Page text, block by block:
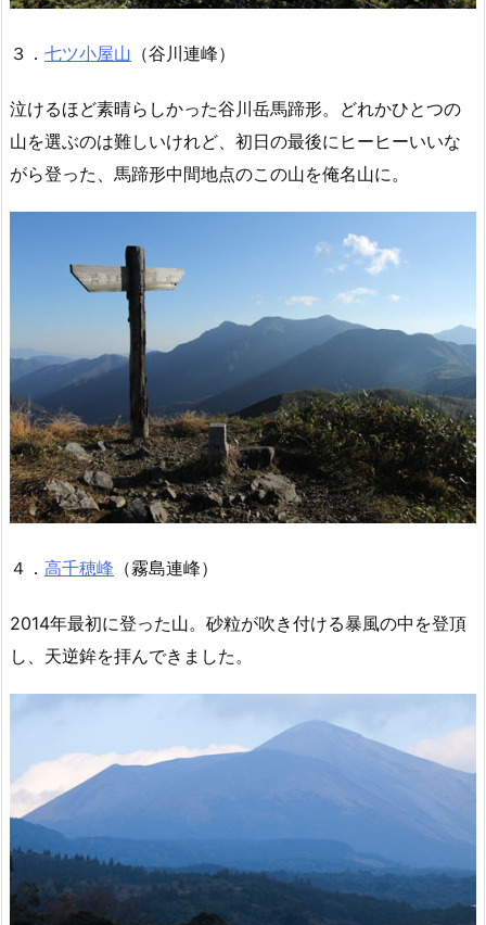
３． 七ツ小屋山 （谷川連峰）
泣けるほど素晴らしかった谷川岳馬蹄形。どれかひとつの
山を選ぶのは難しいけれど、初日の最後にヒーヒーいいな
がら登った、馬蹄形中間地点のこの山を俺名山に。
４． 高千穂峰 （霧島連峰）
2014年最初に登った山。砂粒が吹き付ける暴風の中を登頂
し、天逆鉾を拝んできました。